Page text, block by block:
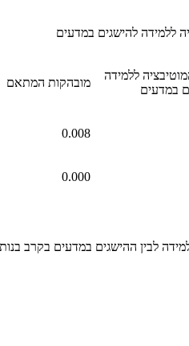
ללמידה
במדעים
מובהקות המתאם
0.008
0.000